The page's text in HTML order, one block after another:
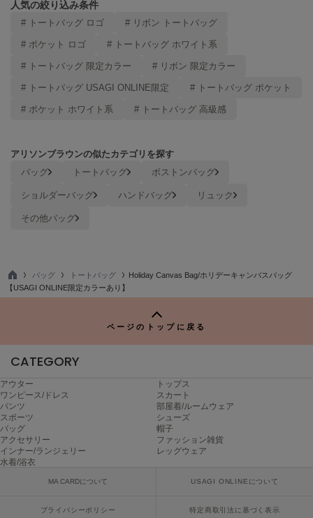
人気の絞り込み条件
# トートバッグ ロゴ # リボン トートバッグ
# ポケット ロゴ # トートバッグ ホワイト系
# トートバッグ 限定カラー # リボン 限定カラー
# トートバッグ USAGI ONLINE限定 # トートバッグ ポケット
# ポケット ホワイト系 # トートバッグ 高級感
アリソンブラウンの似たカテゴリを探す
バッグ トートバッグ
ボストンバッグ
ショルダーバッグ
ハンドバッグ
リュック
その他バッグ
TO
P
バッグ トートバッグ
Holiday Canvas Bag/ホリデーキャンバスバッグ
【USAGI ONLINE限定カラーあり】
ページのトップに戻る
CATEGORY
アウター
トップス
ワンピース/ドレス
スカート
パンツ
部屋着/ルームウェア
スポーツ
シューズ
バッグ
帽子
アクセサリー
ファッション雑貨
インナー/ランジェリー
レッグウェア
水着/浴衣
MA CARDについて USAGI ONLINEについて
プライバシーポリシー 特定商取引法に基づく表示